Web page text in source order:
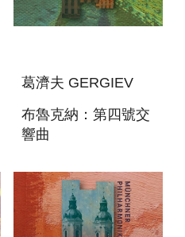
葛濟夫 GERGIEV
布魯克納：第四號交
響曲
NO. 4